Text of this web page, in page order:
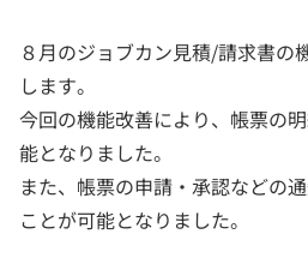
８月のジョブカン見積/請求書の
します。
今回の機能改善により、帳票の
能となりました。
また、帳票の申請・承認などの
ことが可能となりました。